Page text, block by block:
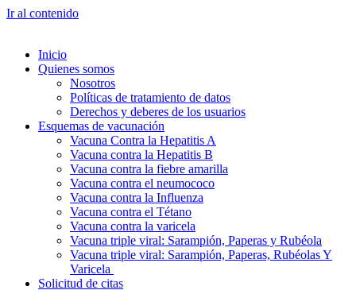
Ir al contenido
Inicio
Quienes somos
Nosotros
Políticas de tratamiento de datos
Derechos y deberes de los usuarios
Esquemas de vacunación
Vacuna Contra la Hepatitis A
Vacuna contra la Hepatitis B
Vacuna contra la fiebre amarilla
Vacuna contra el neumococo
Vacuna contra la Influenza
Vacuna contra el Tétano
Vacuna contra la varicela
Vacuna triple viral: Sarampión, Paperas y Rubéola
Vacuna triple viral: Sarampión, Paperas, Rubéolas Y
Varicela
Solicitud de citas